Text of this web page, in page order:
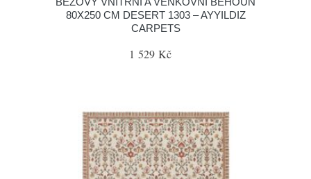
80X250 CM DESERT 1303 – AYYILDIZ
CARPETS
1 529 Kč